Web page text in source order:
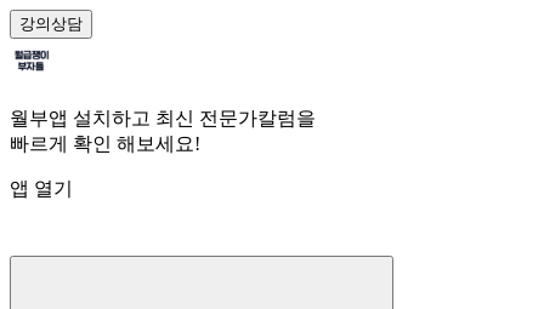
강의상담
월부앱 설치하고 최신 전문가칼럼을
빠르게 확인 해보세요!
앱 열기